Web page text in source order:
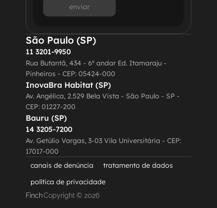
enviar
São Paulo (SP)
11 3201-9950
Rua Butantã, 434 - 6º andar Ed. Itamaraju -
Pinheiros - CEP: 05424-000
InovaBra Habitat (SP)
Av. Angélica, 2.529 Bela Vista - São Paulo - SP -
CEP: 01227-200
Bauru (SP)
14 3205-7200
Av. Getúlio Vargas, 3-03 Vila Universitária - CEP:
17017-000
FinchCopyright © 2026
canais de denúncia
tratamento de dados
política de privacidade